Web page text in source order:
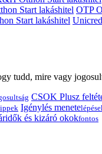
Start lakáshitel OTP
Start lakáshitel
tudd, mire vagy
CSOK Plusz
Igénylés menete
és kizáró okokfontos